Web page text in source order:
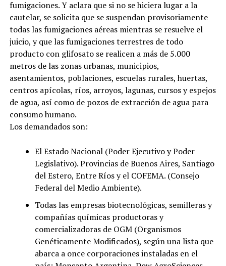
fumigaciones. Y aclara que si no se hiciera lugar a la
cautelar, se solicita que se suspendan provisoriamente
todas las fumigaciones aéreas mientras se resuelve el
juicio, y que las fumigaciones terrestres de todo
producto con glifosato se realicen a más de 5.000
metros de las zonas urbanas, municipios,
asentamientos, poblaciones, escuelas rurales, huertas,
centros apícolas, ríos, arroyos, lagunas, cursos y espejos
de agua, así como de pozos de extracción de agua para
consumo humano.
Los demandados son:
El Estado Nacional (Poder Ejecutivo y Poder
Legislativo). Provincias de Buenos Aires, Santiago
del Estero, Entre Ríos y el COFEMA. (Consejo
Federal del Medio Ambiente).
Todas las empresas biotecnológicas, semilleras y
compañías químicas productoras y
comercializadoras de OGM (Organismos
Genéticamente Modificados), según una lista que
abarca a once corporaciones instaladas en el